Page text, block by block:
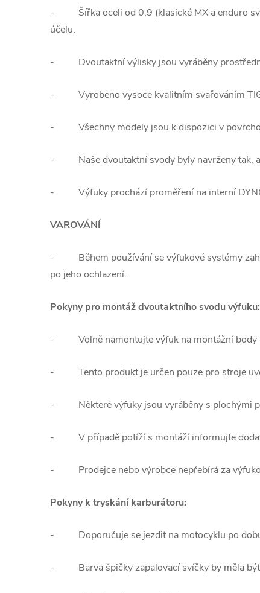
-
Šířka oceli od 0,9 (klasické MX a enduro
účelu.
- Dvoutaktní výlisky jsou vyráběny
- Vyrobeno vysoce kvalitním svařováním
- Všechny modely jsou k dispozici v
- Naše dvoutaktní svody byly navrženy
- Výfuky prochází proměření na interní
VAROVÁNÍ
-
Během používání se výfukové systémy
po jeho ochlazení.
Pokyny pro montáž dvoutaktního svodu výfuku:
- Volně namontujte výfuk na montážní
- Tento produkt je určen pouze pro stroje
- Některé výfuky jsou vyráběny s plochými
- V případě potíží s montáží informujte
- Prodejce nebo výrobce nepřebírá za
Pokyny k tryskání karburátoru:
- Doporučuje se jezdit na motocyklu po
- Barva špičky zapalovací svíčky by měla